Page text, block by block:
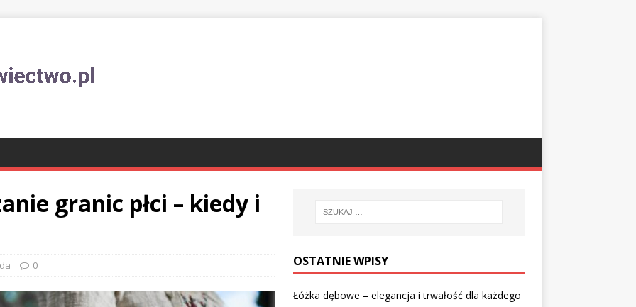
granic płci – kiedy i
0 OSTATNIE WPISY
Łóżka dębowe – elegancja i trwałość dla każdego